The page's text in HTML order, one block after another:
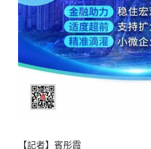
【記者】賓彤霞